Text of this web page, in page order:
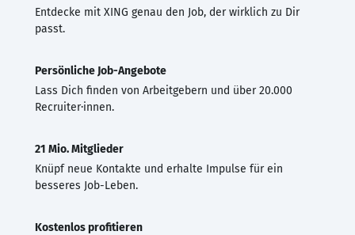
Entdecke mit XING genau den Job, der wirklich zu Dir
passt.
Persönliche Job-Angebote
Lass Dich finden von Arbeitgebern und über 20.000
Recruiter·innen.
21 Mio. Mitglieder
Knüpf neue Kontakte und erhalte Impulse für ein
besseres Job-Leben.
Kostenlos profitieren